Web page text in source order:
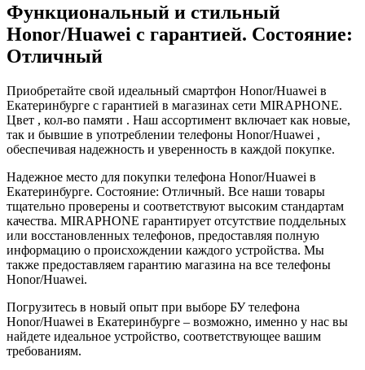
Функциональный и стильный
Honor/Huawei с гарантией. Состояние:
Отличный
Приобретайте свой идеальный смартфон Honor/Huawei в
Екатеринбурге с гарантией в магазинах сети MIRAPHONE.
Цвет , кол-во памяти . Наш ассортимент включает как новые,
так и бывшие в употреблении телефоны Honor/Huawei ,
обеспечивая надежность и уверенность в каждой покупке.
Надежное место для покупки телефона Honor/Huawei в
Екатеринбурге. Состояние: Отличный. Все наши товары
тщательно проверены и соответствуют высоким стандартам
качества. MIRAPHONE гарантирует отсутствие поддельных
или восстановленных телефонов, предоставляя полную
информацию о происхождении каждого устройства. Мы
также предоставляем гарантию магазина на все телефоны
Honor/Huawei.
Погрузитесь в новый опыт при выборе БУ телефона
Honor/Huawei в Екатеринбурге – возможно, именно у нас вы
найдете идеальное устройство, соответствующее вашим
требованиям.